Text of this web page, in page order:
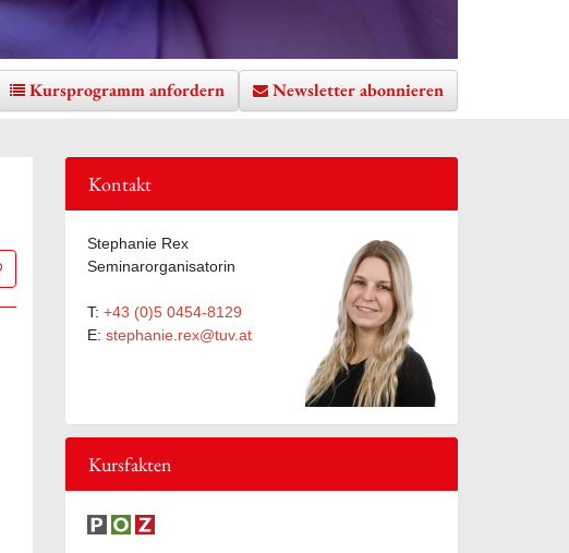
Kursprogramm anfordern Newsletter abonnieren
Zur Merkliste hinzufügen
Kontakt
Stephanie Rex
Seminarorganisatorin
T: +43 (0)5 0454-8129
E: stephanie.rex@tuv.at
Kursfakten